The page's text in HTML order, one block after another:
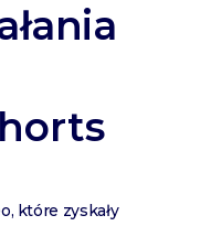
które zyskały